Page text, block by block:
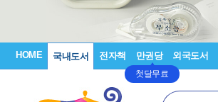
HOME 국내도서 전자책 만권당
첫달무료
외국도서